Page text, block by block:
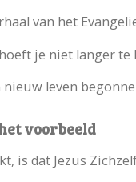
van het
je niet langer te
leven
voorbeeld
is dat Jezus